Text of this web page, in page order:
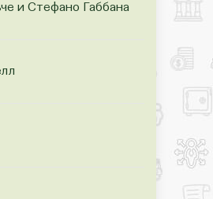
и Стефано Габбана